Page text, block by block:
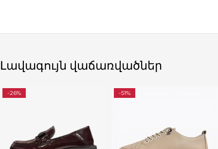
Լավագույն վաճառվածներ
-26% -51%